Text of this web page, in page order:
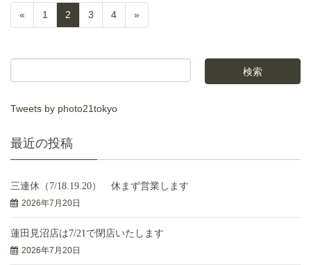
« 1 2 3 4 »
Tweets by photo21tokyo
最近の投稿
三連休（7/18.19.20） 休まず営業します
2026年7月20日
蓮田見沼店は7/21で閉店いたします
2026年7月20日